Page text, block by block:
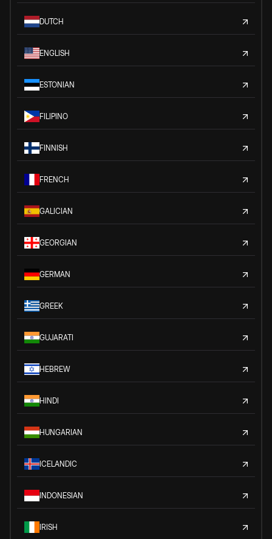
DUTCH
ENGLISH
ESTONIAN
FILIPINO
FINNISH
FRENCH
GALICIAN
GEORGIAN
GERMAN
GREEK
GUJARATI
HEBREW
HINDI
HUNGARIAN
ICELANDIC
INDONESIAN
IRISH